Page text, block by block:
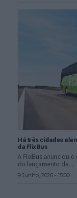
Há três cidades
da FlixBus
A FlixBus anunciou
do lançamento da...
9 Junho, 2026 - 15:00